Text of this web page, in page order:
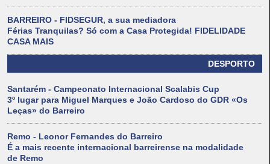
BARREIRO - FIDSEGUR, a sua mediadora
Férias Tranquilas? Só com a Casa Protegida! FIDELIDADE
CASA MAIS
DESPORTO
Santarém - Campeonato Internacional Scalabis Cup
3º lugar para Miguel Marques e João Cardoso do GDR «Os
Leças» do Barreiro
Remo - Leonor Fernandes do Barreiro
É a mais recente internacional barreirense na modalidade
de Remo